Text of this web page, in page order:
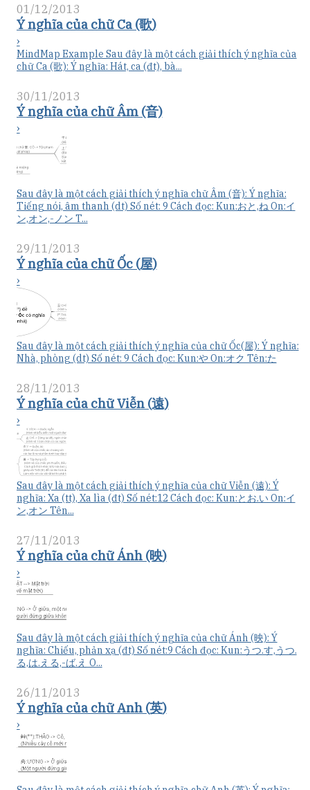
01/12/2013
Ý nghĩa của chữ Ca (歌)
›
MindMap Example Sau đây là một cách giải thích ý nghĩa của
chữ Ca (歌): Ý nghĩa: Hát, ca (đt), bà...
30/11/2013
Ý nghĩa của chữ Âm (音)
›
Sau đây là một cách giải thích ý nghĩa chữ Âm (音): Ý nghĩa:
Tiếng nói, âm thanh (dt) Số nét: 9 Cách đọc: Kun:おと,ね On:イ
ン,オン,-ノン T...
29/11/2013
Ý nghĩa của chữ Ốc (屋)
›
Sau đây là một cách giải thích ý nghĩa của chữ Ốc(屋): Ý nghĩa:
Nhà, phòng (dt) Số nét: 9 Cách đọc: Kun:や On:オク Tên:た
28/11/2013
Ý nghĩa của chữ Viễn (遠)
›
Sau đây là một cách giải thích ý nghĩa của chữ Viễn (遠): Ý
nghĩa: Xa (tt), Xa lìa (đt) Số nét:12 Cách đọc: Kun:とお.い On:イ
ン,オン Tên...
27/11/2013
Ý nghĩa của chữ Ánh (映)
›
Sau đây là một cách giải thích ý nghĩa của chữ Ánh (映): Ý
nghĩa: Chiếu, phản xạ (đt) Số nét:9 Cách đọc: Kun:うつ.す,うつ.
る,は.える,-ば.え O...
26/11/2013
Ý nghĩa của chữ Anh (英)
›